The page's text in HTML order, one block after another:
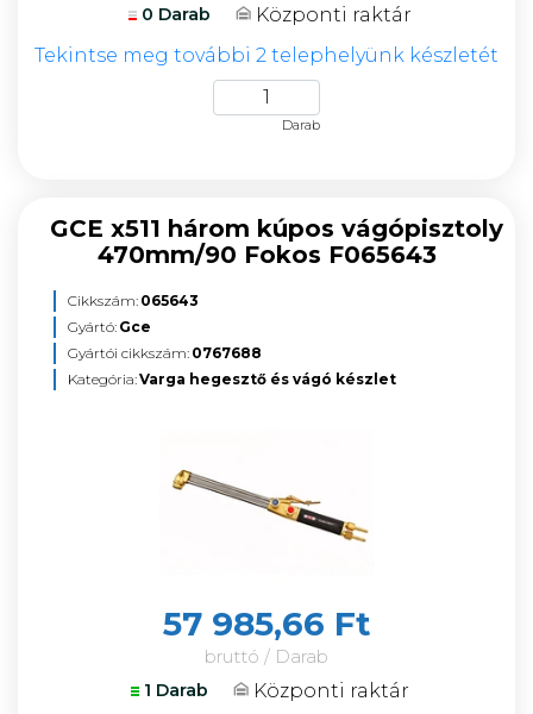
0 Darab
Központi raktár
Tekintse meg további 2 telephelyünk készletét
Darab
GCE x511 három kúpos vágópisztoly
470mm/90 Fokos F065643
Cikkszám: 065643
Gyártó: Gce
Gyártói cikkszám: 0767688
Kategória:Varga hegesztő és vágó készlet
57 985,66 Ft
bruttó / Darab
1 Darab
Központi raktár